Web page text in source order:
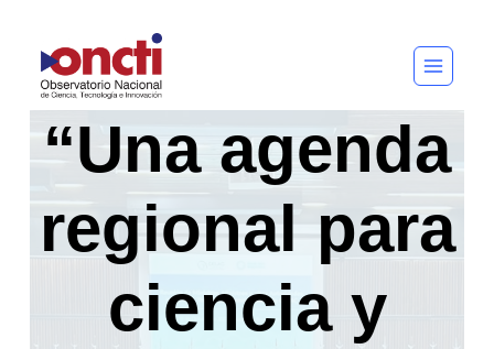
al
contenido
“Una agenda
regional para
ciencia y